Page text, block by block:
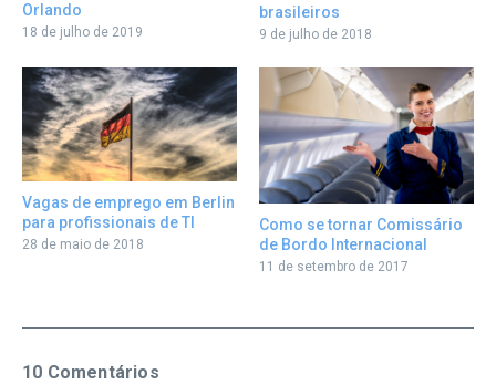
Orlando
18 de julho de 2019
brasileiros
9 de julho de 2018
Vagas de emprego em Berlin
para profissionais de TI
28 de maio de 2018
Como se tornar Comissário
de Bordo Internacional
11 de setembro de 2017
10 Comentários